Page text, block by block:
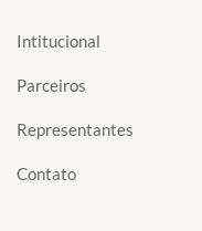
Intitucional
Parceiros
Representantes
Contato